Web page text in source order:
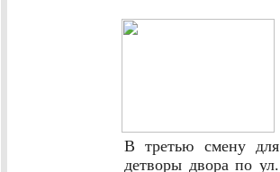
В третью смену для
детворы двора по ул.